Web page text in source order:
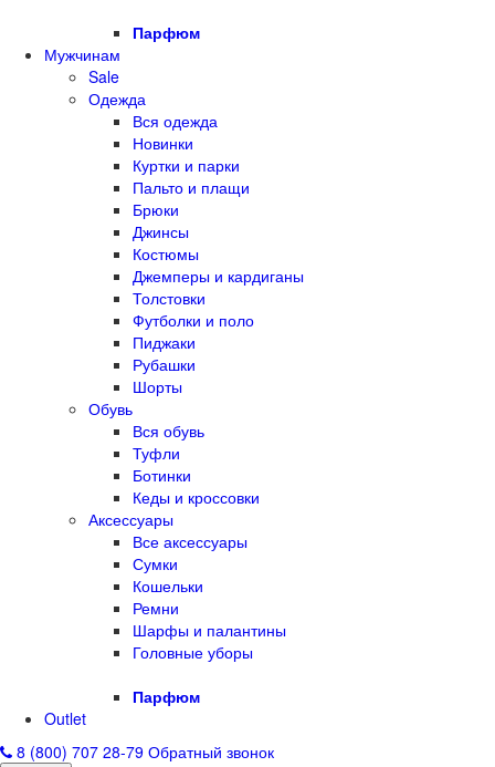
Парфюм
Мужчинам
Sale
Одежда
Вся одежда
Новинки
Куртки и парки
Пальто и плащи
Брюки
Джинсы
Костюмы
Джемперы и кардиганы
Толстовки
Футболки и поло
Пиджаки
Рубашки
Шорты
Обувь
Вся обувь
Туфли
Ботинки
Кеды и кроссовки
Аксессуары
Все аксессуары
Сумки
Кошельки
Ремни
Шарфы и палантины
Головные уборы
Парфюм
Outlet
8 (800) 707 28-79 Обратный звонок